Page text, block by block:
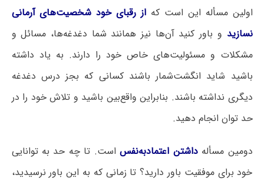
اولین مسأله این است که از رقبای خود شخصیت‌های آرمانی
نسازید و باور کنید آن‌ها نیز همانند شما دغدغه‌ها، مسائل و
مشکلات و مسئولیت‌های خاص خود را دارند. به یاد داشته
باشید شاید انگشت‌شمار باشند کسانی که بجز درس دغدغه
دیگری نداشته باشند. بنابراین واقع‌بین باشید و تلاش خود را در
حد توان انجام دهید.
دومین مسألهداشتن اعتمادبه‌نفساست. تا چه حد به توانایی
خود برای موفقیت باور دارید؟ تا زمانی که به این باور نرسیدید،